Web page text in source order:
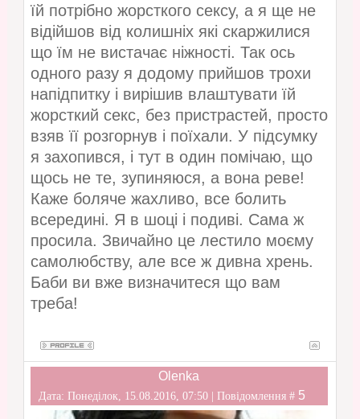
їй потрібно жорсткого сексу, а я ще не
відійшов від колишніх які скаржилися
що їм не вистачає ніжності. Так ось
одного разу я додому прийшов трохи
напідпитку і вирішив влаштувати їй
жорсткий секс, без пристрастей, просто
взяв її розгорнув і поїхали. У підсумку
я захопився, і тут в один помічаю, що
щось не те, зупиняюся, а вона реве!
Каже боляче жахливо, все болить
всередині. Я в шоці і подиві. Сама ж
просила. Звичайно це лестило моєму
самолюбству, але все ж дивна хрень.
Баби ви вже визначитеся що вам
треба!
Olenka
Дата: Понеділок, 15.08.2016, 07:50 | Повідомлення # 5